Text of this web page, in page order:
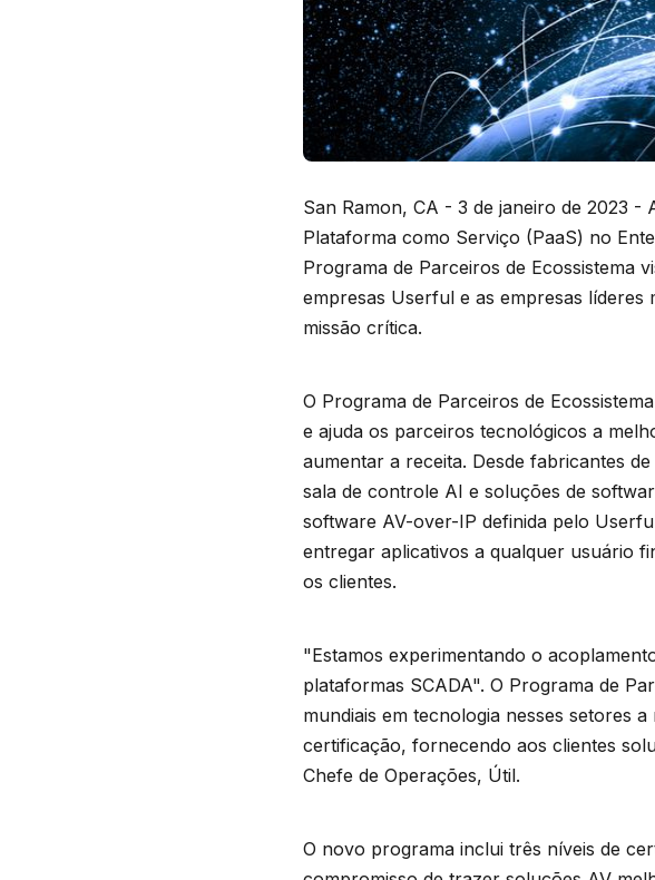
San Ramon, CA - 3 de janeiro de 2023
Plataforma como Serviço (PaaS) no
Programa de Parceiros de Ecossistema
empresas Userful e as empresas
missão crítica.
O Programa de Parceiros de
e ajuda os parceiros tecnológicos a
aumentar a receita. Desde fabricantes
sala de controle AI e soluções de
software AV-over-IP definida pelo
entregar aplicativos a qualquer usuário
os clientes.
"Estamos experimentando o
plataformas SCADA". O Programa de
mundiais em tecnologia nesses setores
certificação, fornecendo aos clientes
Chefe de Operações, Útil.
O novo programa inclui três níveis de